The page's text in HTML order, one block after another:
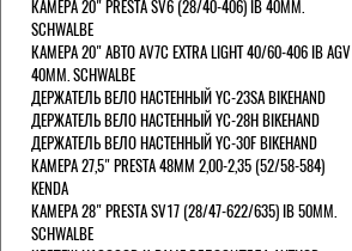
КАМЕРА 20" PRESTA SV6 (28/40-406) IB 40MM.
SCHWALBE
КАМЕРА 20" АВТО AV7C EXTRA LIGHT 40/60-406 IB AGV
40MM. SCHWALBE
ДЕРЖАТЕЛЬ ВЕЛО НАСТЕННЫЙ YC-23SA BIKEHAND
ДЕРЖАТЕЛЬ ВЕЛО НАСТЕННЫЙ YC-28H BIKEHAND
ДЕРЖАТЕЛЬ ВЕЛО НАСТЕННЫЙ YC-30F BIKEHAND
КАМЕРА 27,5" PRESTA 48ММ 2,00-2,35 (52/58-584)
KENDA
КАМЕРА 28" PRESTA SV17 (28/47-622/635) IB 50MM.
SCHWALBE